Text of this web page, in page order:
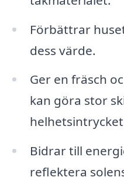
Förbättrar
dess värde.
Ger en fräsch
kan göra stor
Bidrar till
reflektera